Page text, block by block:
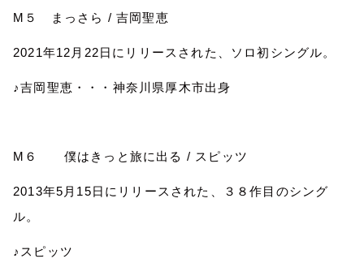
M ５ まっさら /吉岡聖恵
2021年12 月 22日にリリースされた、ソロ初シングル。
♪吉岡聖恵・・・神奈川県厚木市出身
M ６ 僕はきっと旅に出る / スピッツ
2013年5 月 15日にリリースされた、３８作目のシング
ル。
♪スピッツ